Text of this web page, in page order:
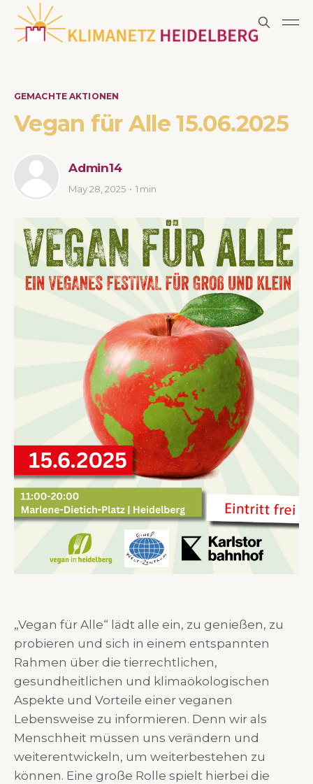
GEMACHTE AKTIONEN
Vegan für Alle 15.06.2025
Admin14
May 28, 2025 1 min
„Vegan für Alle“ lädt alle ein, zu genießen, zu
probieren und sich in einem entspannten
Rahmen über die tierrechtlichen,
gesundheitlichen und klimaökologischen
Aspekte und Vorteile einer veganen
Lebensweise zu informieren. Denn wir als
Menschheit müssen uns verändern und
weiterentwickeln, um weiterbestehen zu
können. Eine große Rolle spielt hierbei die